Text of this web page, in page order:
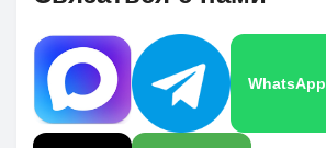
WhatsApp